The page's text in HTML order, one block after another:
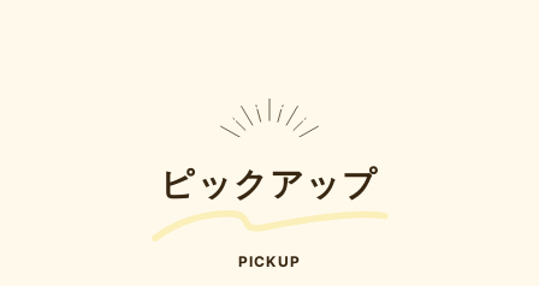
ピックアップ
PICKUP